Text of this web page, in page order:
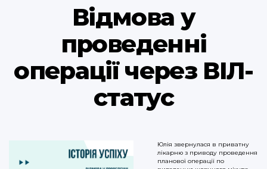
Відмова у
проведенні
операції через ВІЛ-
статус
Юлія звернулася в приватну
лікарню з приводу проведення
планової операції по